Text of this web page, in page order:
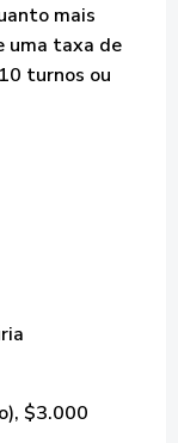
mais
uma taxa de
turnos ou
$3.000